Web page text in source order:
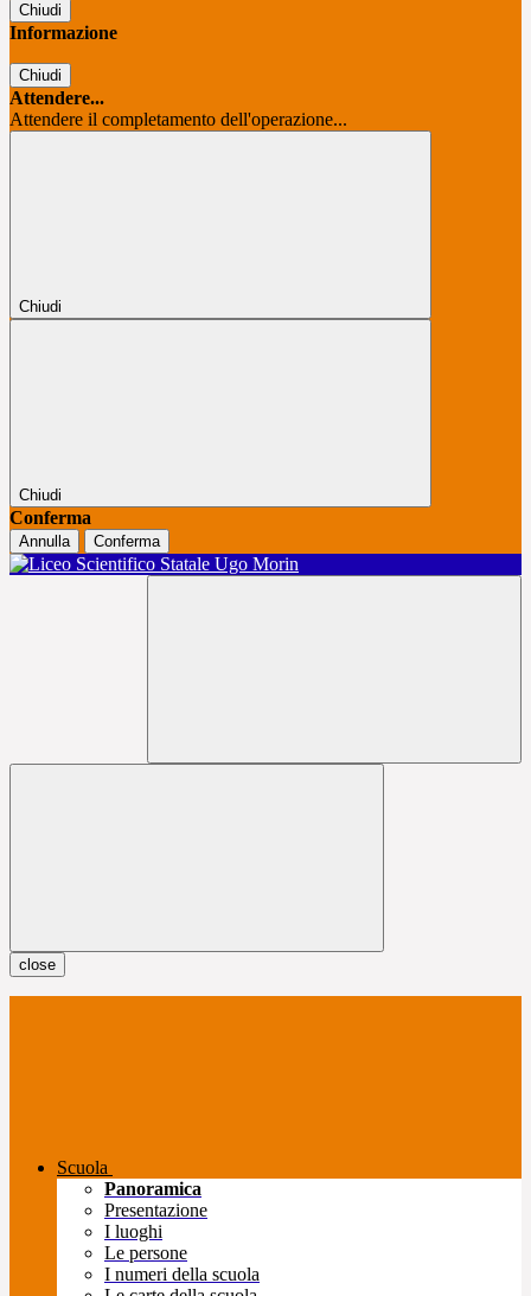
Chiudi
Informazione
Chiudi
Attendere...
Attendere il completamento dell'operazione...
Chiudi
Chiudi
Conferma
Annulla Conferma
close
Scuola
Panoramica
Presentazione
I luoghi
Le persone
I numeri della scuola